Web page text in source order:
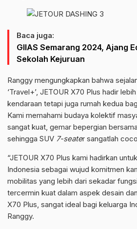
Baca juga:
GIIAS Semarang 2024, Ajang
Sekolah Kejuruan
Ranggy mengungkapkan bahwa
‘Travel+’, JETOUR X70 Plus hadir
kendaraan tetapi juga rumah kedua
Kami memahami budaya kolektif
sangat kuat, gemar bepergian
sehingga SUV 7-seater sangatlah
“JETOUR X70 Plus kami hadirkan
Indonesia sebagai wujud komitmen
mobilitas yang lebih dari sekadar
tercermin kuat dalam aspek desain
X70 Plus, sangat ideal bagi keluarga
Ranggy.